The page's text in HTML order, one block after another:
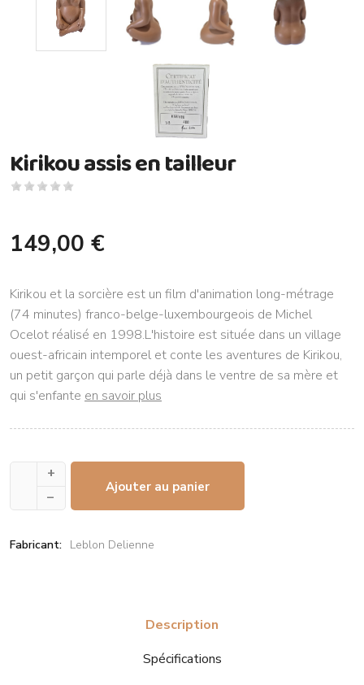
Kirikou assis en tailleur
149,00 €
Kirikou et la sorcière est un film d'animation long-métrage
(74 minutes) franco-belge-luxembourgeois de Michel
Ocelot réalisé en 1998.L'histoire est située dans un village
ouest-africain intemporel et conte les aventures de Kirikou,
un petit garçon qui parle déjà dans le ventre de sa mère et
qui s'enfante en savoir plus
+
–
Ajouter au panier
Fabricant: Leblon Delienne
Description
Spécifications